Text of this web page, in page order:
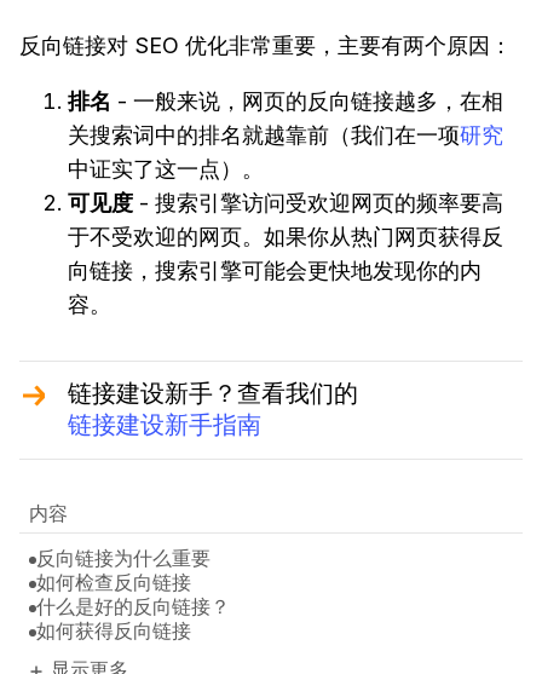
反向链接对 SEO 优化非常重要，主要有两个原因：
排名 - 一般来说，网页的反向链接越多，在相
关搜索词中的排名就越靠前（我们在一项研究
中证实了这一点）。
可见度 - 搜索引擎访问受欢迎网页的频率要高
于不受欢迎的网页。如果你从热门网页获得反
向链接，搜索引擎可能会更快地发现你的内
容。
链接建设新手？查看我们的
链接建设新手指南
内容
反向链接为什么重要
如何检查反向链接
什么是好的反向链接？
如何获得反向链接